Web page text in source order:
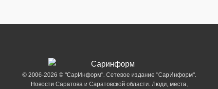
© 2006-2026 © "СарИнформ". Сетевое издание "СарИнформ".
Новости Саратова и Саратовской области. Люди, места,